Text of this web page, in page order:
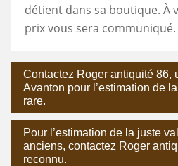
détient dans sa boutique. À
prix vous sera communiqué.
Contactez Roger antiquité 86,
Avanton pour l’estimation de
rare.
Pour l’estimation de la juste
anciens, contactez Roger
reconnu.